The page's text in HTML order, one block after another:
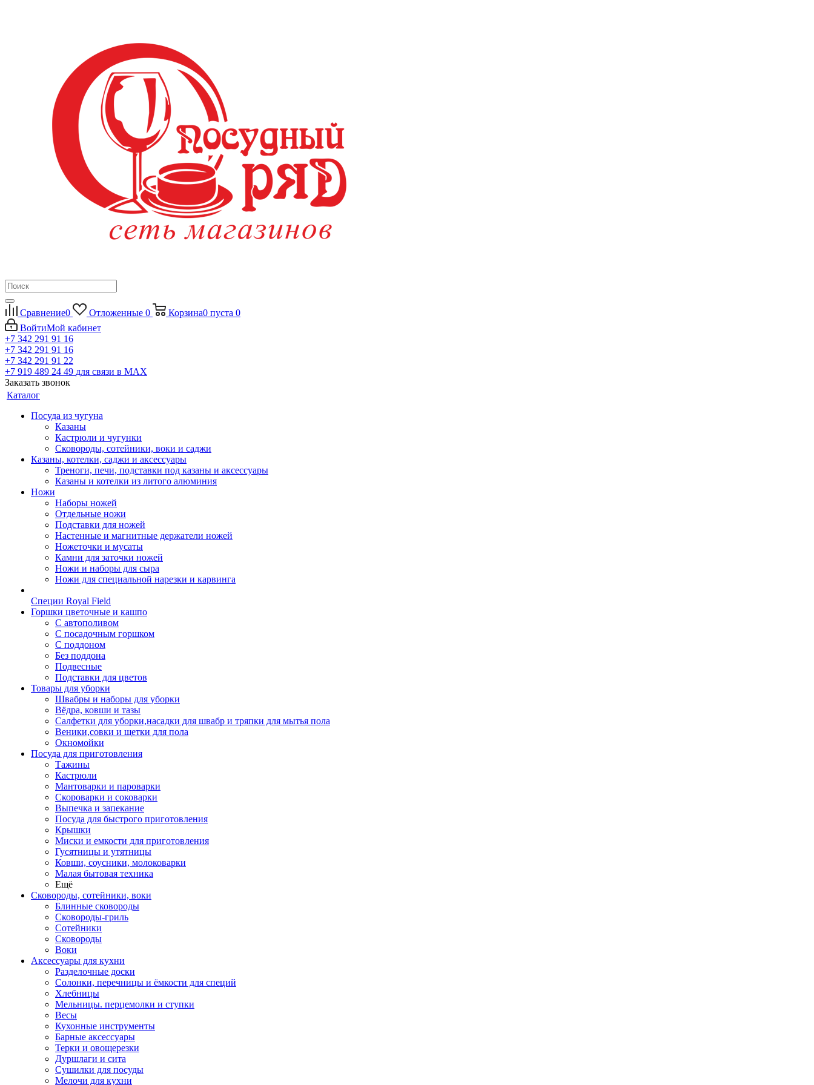
Сравнение0 Отложенные 0 Корзина0 пуста 0
ВойтиМой кабинет
+7 342 291 91 16
+7 342 291 91 16
+7 342 291 91 22
+7 919 489 24 49 для связи в МАХ
Заказать звонок
Каталог
Посуда из чугуна
Казаны
Кастрюли и чугунки
Сковороды, сотейники, воки и саджи
Казаны, котелки, саджи и аксессуары
Треноги, печи, подставки под казаны и аксессуары
Казаны и котелки из литого алюминия
Ножи
Наборы ножей
Отдельные ножи
Подставки для ножей
Настенные и магнитные держатели ножей
Ножеточки и мусаты
Камни для заточки ножей
Ножи и наборы для сыра
Ножи для специальной нарезки и карвинга
Специи Royal Field
Горшки цветочные и кашпо
С автополивом
С посадочным горшком
С поддоном
Без поддона
Подвесные
Подставки для цветов
Товары для уборки
Швабры и наборы для уборки
Вёдра, ковши и тазы
Салфетки для уборки,насадки для швабр и тряпки для мытья пола
Веники,совки и щетки для пола
Окномойки
Посуда для приготовления
Тажины
Кастрюли
Мантоварки и пароварки
Скороварки и соковарки
Выпечка и запекание
Посуда для быстрого приготовления
Крышки
Миски и емкости для приготовления
Гусятницы и утятницы
Ковши, соусники, молоковарки
Малая бытовая техника
Ещё
Сковороды, сотейники, воки
Блинные сковороды
Сковороды-гриль
Сотейники
Сковороды
Воки
Аксессуары для кухни
Разделочные доски
Солонки, перечницы и ёмкости для специй
Хлебницы
Мельницы. перцемолки и ступки
Весы
Кухонные инструменты
Барные аксессуары
Терки и овощерезки
Дуршлаги и сита
Сушилки для посуды
Мелочи для кухни